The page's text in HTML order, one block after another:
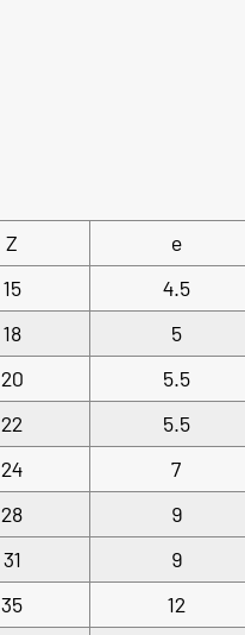
Z
e
15
4.5
18
5
20
5.5
22
5.5
24
7
28
9
31
9
35
12